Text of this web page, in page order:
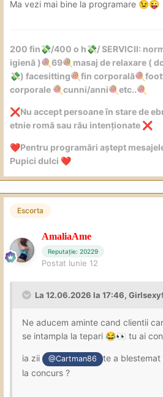
Ma vezi mai bine la programare 😉😜
200 fin💸/400 o h💸/ SERVICII:
igienă )🍭69🍭 masaj de relaxare (
💸) facesitting🍭fin corporală🍭
corporale 🍭cunni/anni🍭etc..🍭
❌Nu accept persoane în stare de
etnie romă sau rău intenționate ❌
❤️Pentru programări aștept
Pupici dulci ❤️
Escorta
AmaliaAme
Reputație: 20229
Postat Iunie 12
La 12.06.2026 la 17:46,
Ne aducem aminte cand clientii
se intampla la tepari 😂👀 tu ai
ia zii @Cartman86
te a blestemat
la concurs ?